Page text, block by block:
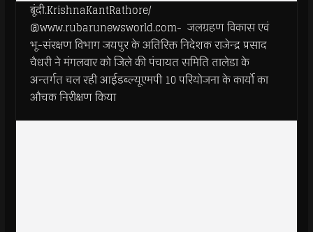
बूंदी.KrishnaKantRathore/
@www.rubarunewsworld.com- जलग्रहण विकास एवं
भू-संरक्षण विभाग जयपुर के अतिरिक्त निदेशक राजेन्द्र प्रसाद
चैधरी ने मंगलवार को जिले की पंचायत समिति तालेडा के
अन्तर्गत चल रही आईडब्ल्यूएमपी 10 परियोजना के कार्यो का
औचक निरीक्षण किया